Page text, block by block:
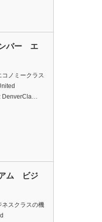
バー エ
ノミークラス
DenverCla…
ム ビジ
スクラスの機